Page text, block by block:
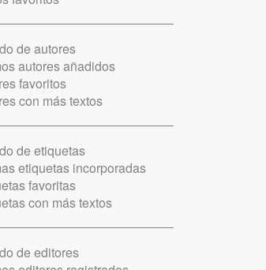
de autores
autores añadidos
favoritos
con más textos
de etiquetas
etiquetas incorporadas
favoritas
con más textos
de editores